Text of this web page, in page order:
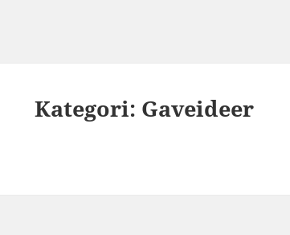
Kategori: Gaveideer